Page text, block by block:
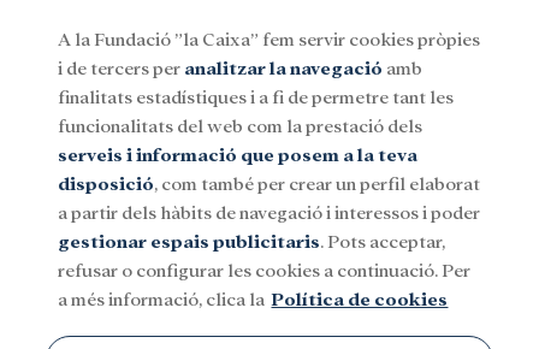
Menu
SocialInvestigació i bequesCultura
A la Fundació ”la Caixa” fem servir cookies pròpies
i de tercers per analitzar la navegació amb
finalitats estadístiques i a fi de permetre tant les
funcionalitats del web com la prestació dels
serveis i informació que posem a la teva
disposició, com també per crear un perfil elaborat
a partir dels hàbits de navegació i interessos i poder
gestionar espais publicitaris. Pots acceptar,
refusar o configurar les cookies a continuació. Per
a més informació, clica la Política de cookies